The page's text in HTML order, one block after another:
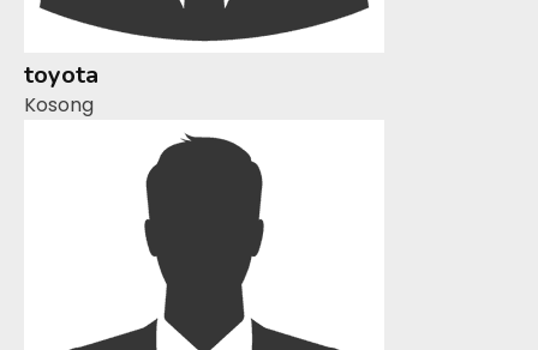
toyota
Kosong